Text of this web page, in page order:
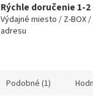
Rýchle doručenie 1-
Výdajné miesto / Z-BOX /
adresu
Podobné (1)